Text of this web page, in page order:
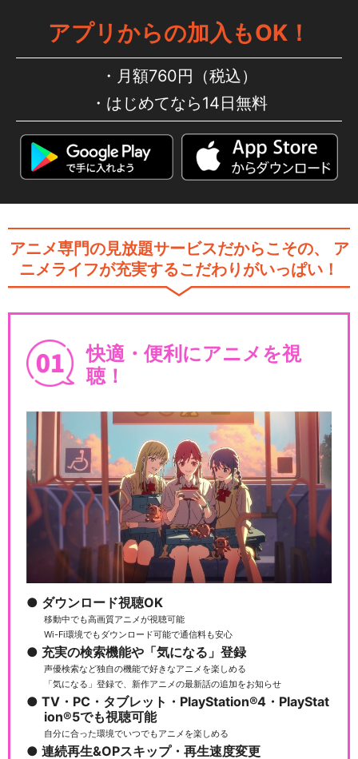
アプリからの加入もOK！
月額760円（税込）
はじめてなら14日無料
アニメ専門の見放題サービスだからこその、
ア
ニメライフが充実するこだわりがいっぱい！
快適・便利にアニメを視
聴！
ダウンロード視聴OK
移動中でも高画質アニメが視聴可能
Wi-Fi環境でもダウンロード可能で通信料も安心
充実の検索機能や「気になる」登録
声優検索など独自の機能で好きなアニメを楽しめる
「気になる」登録で、新作アニメの最新話の追加をお知らせ
TV・PC・タブレット・PlayStation®4・PlayStat
ion®5でも視聴可能
自分に合った環境でいつでもアニメを楽しめる
連続再生&OPスキップ・再生速度変更